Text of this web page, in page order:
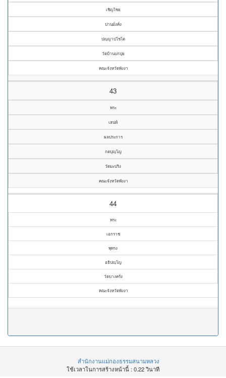
เชิญไชย
ปานมั่งคั่ง
ปญฺญาปโชโต
วัดบ้านบกปุย
คณะจังหวัดพังงา
43
พระ
เสน่ห์
ผลประการ
กตปุญฺโญ
วัดมะปริง
คณะจังหวัดพังงา
44
พระ
เอกราช
พุทรง
อธิปญฺโญ
วัดบางครั่ง
คณะจังหวัดพังงา
สำนักงานแม่กองธรรมสนามหลวง
ใช้เวลาในการสร้างหน้านี้ : 0.22 วินาที